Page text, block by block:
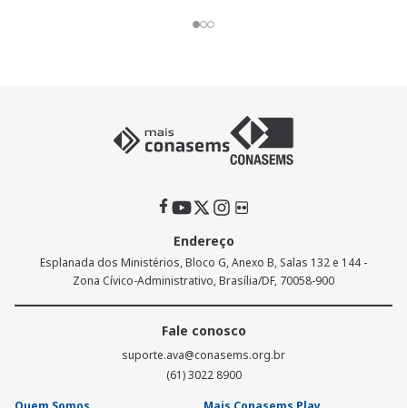
Endereço
Esplanada dos Ministérios, Bloco G, Anexo B, Salas 132 e 144 -
Zona Cívico-Administrativo, Brasília/DF, 70058-900
Fale conosco
suporte.ava@conasems.org.br
(61) 3022 8900